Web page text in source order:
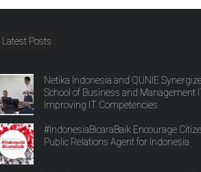
Latest Posts
Netika Indonesia and QUNIE
School of Business and Management
Improving IT Competencies
#IndonesiaBicaraBaik Encourage
Public Relations Agent for Indonesia